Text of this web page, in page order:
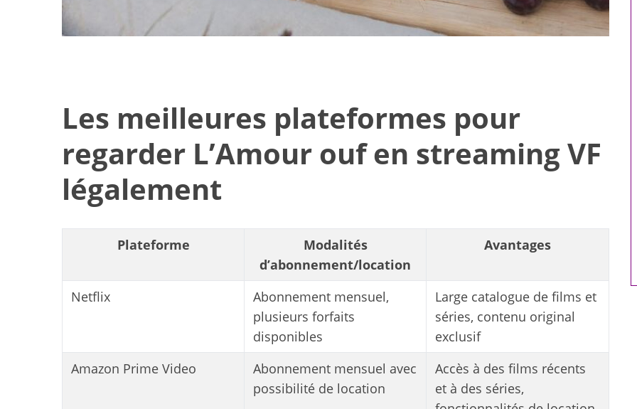
Les meilleures plateformes pour
regarder L’Amour ouf en streaming VF
légalement
Plateforme
Modalités
d’abonnement/location
Avantages
Netflix
Abonnement mensuel,
plusieurs forfaits
disponibles
Large catalogue de films et
séries, contenu original
exclusif
Amazon Prime Video
Abonnement mensuel avec
possibilité de location
Accès à des films récents
et à des séries,
Idées de loisirs pour toute la
Compagnons virtuels : ce
artificielle